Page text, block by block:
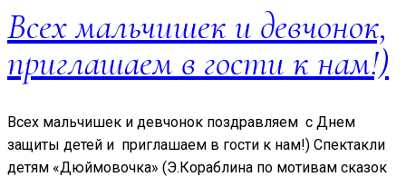
Всех мальчишек и девчонок,
приглашаем в гости к нам!)
Всех мальчишек и девчонок поздравляем с Днем
защиты детей и приглашаем в гости к нам!) Спектакли
детям «Дюймовочка» (Э.Кораблина по мотивам сказок